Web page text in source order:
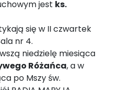
jest ks.
się w II czwartek
nr 4.
niedzielę miesiąca
Różańca, a w
po Mszy św.